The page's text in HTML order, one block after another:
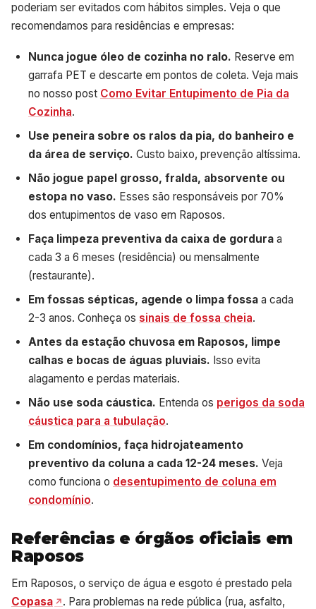
poderiam ser evitados com hábitos simples. Veja o que
recomendamos para residências e empresas:
Nunca jogue óleo de cozinha no ralo. Reserve em
garrafa PET e descarte em pontos de coleta. Veja mais
no nosso post Como Evitar Entupimento de Pia da
Cozinha.
Use peneira sobre os ralos da pia, do banheiro e
da área de serviço. Custo baixo, prevenção altíssima.
Não jogue papel grosso, fralda, absorvente ou
estopa no vaso. Esses são responsáveis por 70%
dos entupimentos de vaso em Raposos.
Faça limpeza preventiva da caixa de gordura a
cada 3 a 6 meses (residência) ou mensalmente
(restaurante).
Em fossas sépticas, agende o limpa fossa a cada
2-3 anos. Conheça os sinais de fossa cheia.
Antes da estação chuvosa em Raposos, limpe
calhas e bocas de águas pluviais. Isso evita
alagamento e perdas materiais.
Não use soda cáustica. Entenda os perigos da soda
cáustica para a tubulação.
Em condomínios, faça hidrojateamento
preventivo da coluna a cada 12-24 meses. Veja
como funciona o desentupimento de coluna em
condomínio.
Referências e órgãos oficiais em
Raposos
Em Raposos, o serviço de água e esgoto é prestado pela
Copasa
. Para problemas na rede pública (rua, asfalto,